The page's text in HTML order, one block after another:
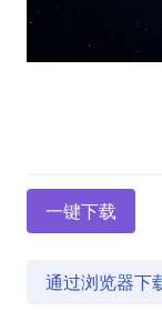
一键下载
通过浏览器下